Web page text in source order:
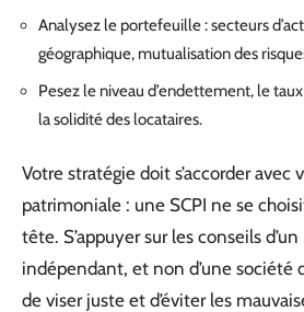
Analysez le portefeuille : secteurs
géographique, mutualisation des
Pesez le niveau d’endettement, le
la solidité des locataires.
Votre stratégie doit s’accorder avec
patrimoniale : une SCPI ne se
tête. S’appuyer sur les conseils
indépendant, et non d’une société
de viser juste et d’éviter les